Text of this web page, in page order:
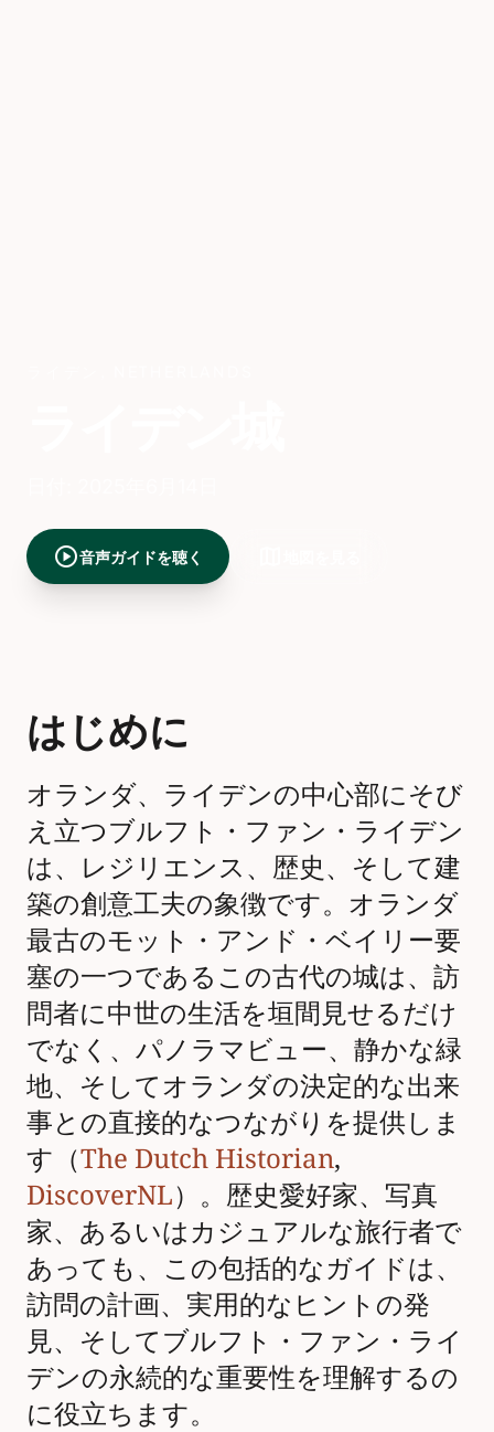
play_circle音声ガイドを聴く
はじめに
オランダ、ライデンの中心部にそび
え立つブルフト・ファン・ライデン
は、レジリエンス、歴史、そして建
築の創意工夫の象徴です。オランダ
最古のモット・アンド・ベイリー要
塞の一つであるこの古代の城は、訪
問者に中世の生活を垣間見せるだけ
でなく、パノラマビュー、静かな緑
地、そしてオランダの決定的な出来
事との直接的なつながりを提供しま
す（The Dutch Historian,
DiscoverNL）。歴史愛好家、写真
家、あるいはカジュアルな旅行者で
あっても、この包括的なガイドは、
訪問の計画、実用的なヒントの発
見、そしてブルフト・ファン・ライ
デンの永続的な重要性を理解するの
に役立ちます。